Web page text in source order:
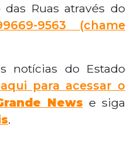
Ruas através do
9563 (chame
notícias do Estado
para acessar o
News e siga
.